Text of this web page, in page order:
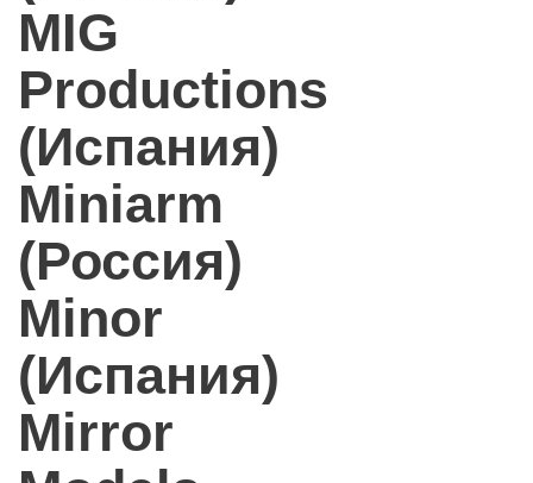
MIG
Productions
(Испания)
Miniarm
(Россия)
Minor
(Испания)
Mirror